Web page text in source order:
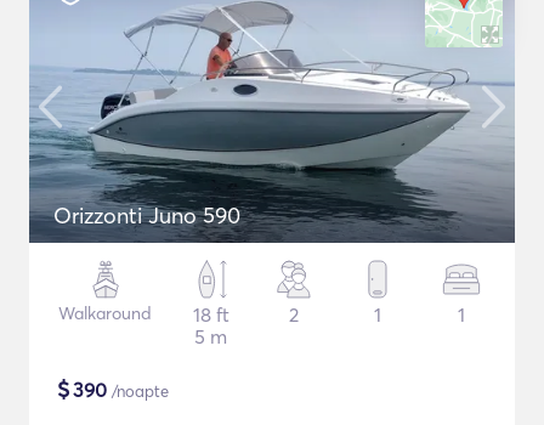
Orizzonti Juno 590
Walkaround
18 ft
5 m
2 1 1
$390 /noapte